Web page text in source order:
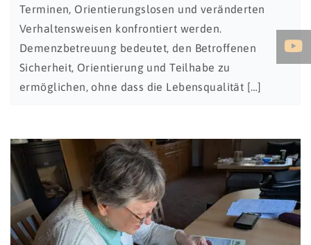
Terminen, Orientierungslosen und veränderten
Verhaltensweisen konfrontiert werden.
Demenzbetreuung bedeutet, den Betroffenen
Sicherheit, Orientierung und Teilhabe zu
ermöglichen, ohne dass die Lebensqualität […]